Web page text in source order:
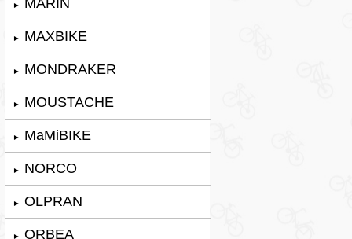
►
► MAXBIKE
► MONDRAKER
► MOUSTACHE
► MaMiBIKE
► NORCO
► OLPRAN
► ORBEA